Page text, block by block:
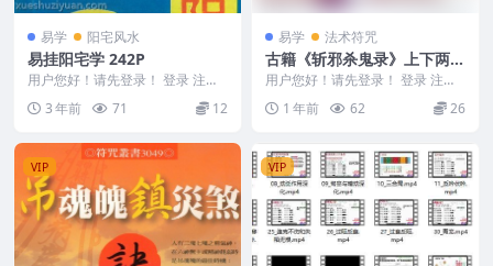
易学 阳宅风水
易挂阳宅学 242P
用户您好！请先登录！ 登录 注册
3 年前 71 12
易学 法术符咒
古籍《斩邪杀鬼录》上下两册
PDF电子书Y
用户您好！请先登录！ 登录 注册
古籍《斩邪杀鬼录》上下两册PDF
电子书Y 25...
1 年前 62 26
VIP VIP